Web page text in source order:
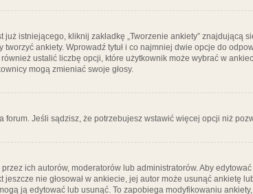
istniejącego, kliknij zakładkę „Tworzenie ankiety” znajdującą
ankiety. Wprowadź tytuł i co najmniej dwie opcje do
ustalić liczbę opcji, które użytkownik może wybrać w
mogą zmieniać swoje głosy.
forum. Jeśli sądzisz, że potrzebujesz wstawić więcej opcji niż
ich autorów, moderatorów lub administratorów. Aby
nie głosował w ankiecie, jej autor może usunąć ankietę
ją edytować lub usunąć. To zapobiega modyfikowaniu